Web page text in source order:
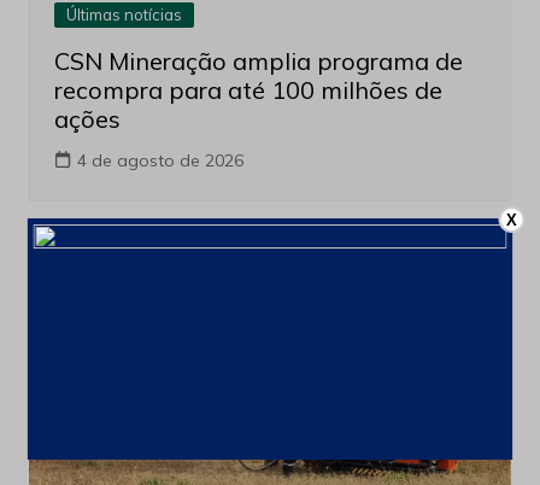
Últimas notícias
CSN Mineração amplia programa de
recompra para até 100 milhões de
ações
4 de agosto de 2026
X